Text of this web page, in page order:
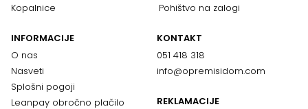
Kopalnice
Pohištvo na zalogi
INFORMACIJE
O nas
Nasveti
Splošni pogoji
Leanpay obročno plačilo
KONTAKT
051 418 318
info@opremisidom.com
REKLAMACIJE